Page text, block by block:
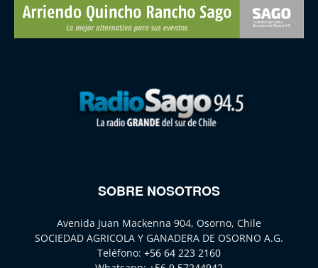
SOBRE NOSOTROS
Avenida Juan Mackenna 904, Osorno, Chile
SOCIEDAD AGRICOLA Y GANADERA DE OSORNO A.G.
Teléfono: +56 64 223 2160